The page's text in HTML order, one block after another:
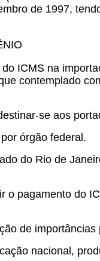
de 1997,
ICMS na
contemplado
se aos
órgão federal.
do Rio de
pagamento do
de importâncias
nacional,